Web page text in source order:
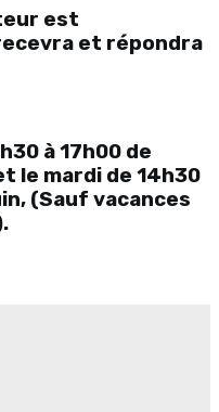
est
et répondra
à 17h00 de
le mardi de 14h30
(Sauf vacances